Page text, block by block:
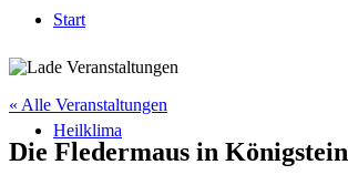
Start
Heilklima
« Alle Veranstaltungen
Die Fledermaus in Königstein